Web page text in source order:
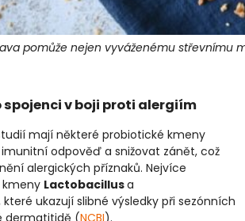
pomůže nejen vyváženému střevnímu
v boji proti alergiím
mají některé probiotické kmeny
odpověď a snižovat zánět, což
alergických příznaků. Nejvíce
kmeny Lactobacillusa
které ukazují slibné výsledky při sezónních
dermatitidě (NCBI).